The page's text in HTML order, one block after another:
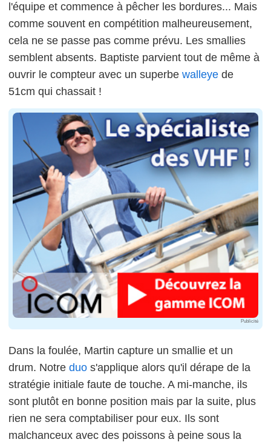
l'équipe et commence à pêcher les bordures... Mais
comme souvent en compétition malheureusement,
cela ne se passe pas comme prévu. Les smallies
semblent absents. Baptiste parvient tout de même à
ouvrir le compteur avec un superbe walleye de
51cm qui chassait !
Publicité
Dans la foulée, Martin capture un smallie et un
drum. Notre duo s'applique alors qu'il dérape de la
stratégie initiale faute de touche. A mi-manche, ils
sont plutôt en bonne position mais par la suite, plus
rien ne sera comptabiliser pour eux. Ils sont
malchanceux avec des poissons à peine sous la